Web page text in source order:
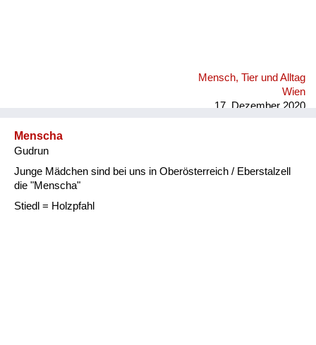
Mensch, Tier und Alltag
Wien
17. Dezember 2020
Menscha
Gudrun
Junge Mädchen sind bei uns in Oberösterreich / Eberstalzell
die "Menscha"
Stiedl = Holzpfahl